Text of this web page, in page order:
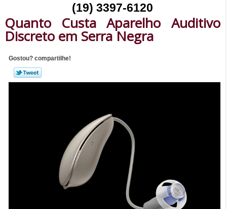
(19) 3397-6120
Quanto Custa Aparelho Auditivo
Discreto em Serra Negra
Gostou? compartilhe!